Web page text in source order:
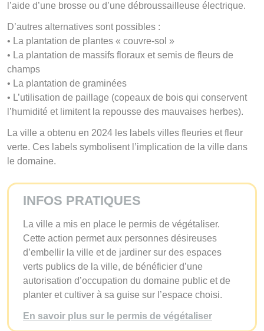
l’aide d’une brosse ou d’une débroussailleuse électrique.
D’autres alternatives sont possibles :
• La plantation de plantes « couvre-sol »
• La plantation de massifs floraux et semis de fleurs de
champs
• La plantation de graminées
• L’utilisation de paillage (copeaux de bois qui conservent
l’humidité et limitent la repousse des mauvaises herbes).
La ville a obtenu en 2024 les labels villes fleuries et fleur
verte. Ces labels symbolisent l’implication de la ville dans
le domaine.
INFOS PRATIQUES
La ville a mis en place le permis de végétaliser.
Cette action permet aux personnes désireuses
d’embellir la ville et de jardiner sur des espaces
verts publics de la ville, de bénéficier d’une
autorisation d’occupation du domaine public et de
planter et cultiver à sa guise sur l’espace choisi.
En savoir plus sur le permis de végétaliser